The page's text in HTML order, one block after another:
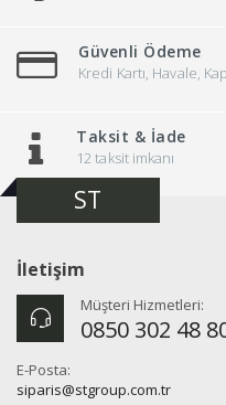
Güvenli Ödeme
Kredi Kartı, Havale,
Taksit & İade
12 taksit imkanı
ST
İletişim
Müşteri Hizmetleri:
0850 302 48
E-Posta:
siparis@stgroup.com.tr